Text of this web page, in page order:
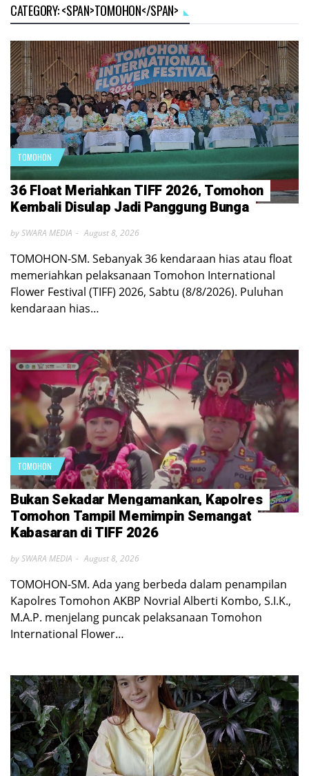
CATEGORY: <SPAN>TOMOHON</SPAN>
TOMOHON
36 Float Meriahkan TIFF 2026, Tomohon
Kembali Disulap Jadi Panggung Bunga
by SWARA MEDIA August 8, 2026
TOMOHON-SM. Sebanyak 36 kendaraan hias atau float
memeriahkan pelaksanaan Tomohon International
Flower Festival (TIFF) 2026, Sabtu (8/8/2026). Puluhan
kendaraan hias…
TOMOHON
Bukan Sekadar Mengamankan, Kapolres
Tomohon Tampil Memimpin Semangat
Kabasaran di TIFF 2026
by SWARA MEDIA August 8, 2026
TOMOHON-SM. Ada yang berbeda dalam penampilan
Kapolres Tomohon AKBP Novrial Alberti Kombo, S.I.K.,
M.A.P. menjelang puncak pelaksanaan Tomohon
International Flower…